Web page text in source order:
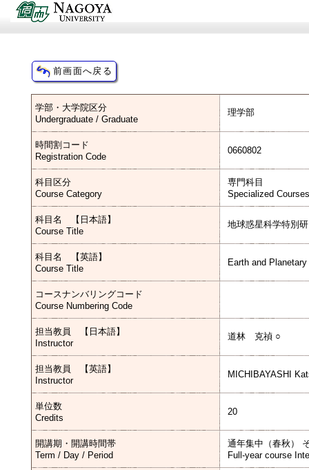
学部・大学院区分
Undergraduate / Graduate
理学部
時間割コード
Registration Code
0660802
科目区分
Course Category
専門科目
Specialized Courses
科目名 【日本語】
Course Title
地球惑星科学特別
科目名 【英語】
Course Title
Earth and
コースナンバリングコード
Course Numbering Code
担当教員 【日本語】
Instructor
道林 克禎 ○
担当教員 【英語】
Instructor
MICHIBAYASHI
単位数
Credits
20
開講期・開講時間帯
Term / Day / Period
通年集中（春秋）
Full-year course